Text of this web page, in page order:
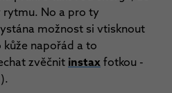
rytmu. No a pro ty
možnost si vtisknout
napořád a to
zvěčnit instaxfotkou -